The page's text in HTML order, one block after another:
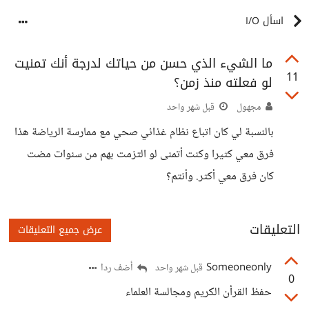
اسأل I/O
11
ما الشيء الذي حسن من حياتك لدرجة أنك تمنيت
لو فعلته منذ زمن؟
مجهول قبل شهر واحد
بالنسبة لي كان اتباع نظام غذائي صحي مع ممارسة الرياضة هذا
فرق معي كثيرا وكنت أتمنى لو التزمت بهم من سنوات مضت
كان فرق معي أكثر. وأنتم؟
التعليقات عرض جميع التعليقات
0
Someoneonly قبل شهر واحد أضف ردا
حفظ القرأن الكريم ومجالسة العلماء